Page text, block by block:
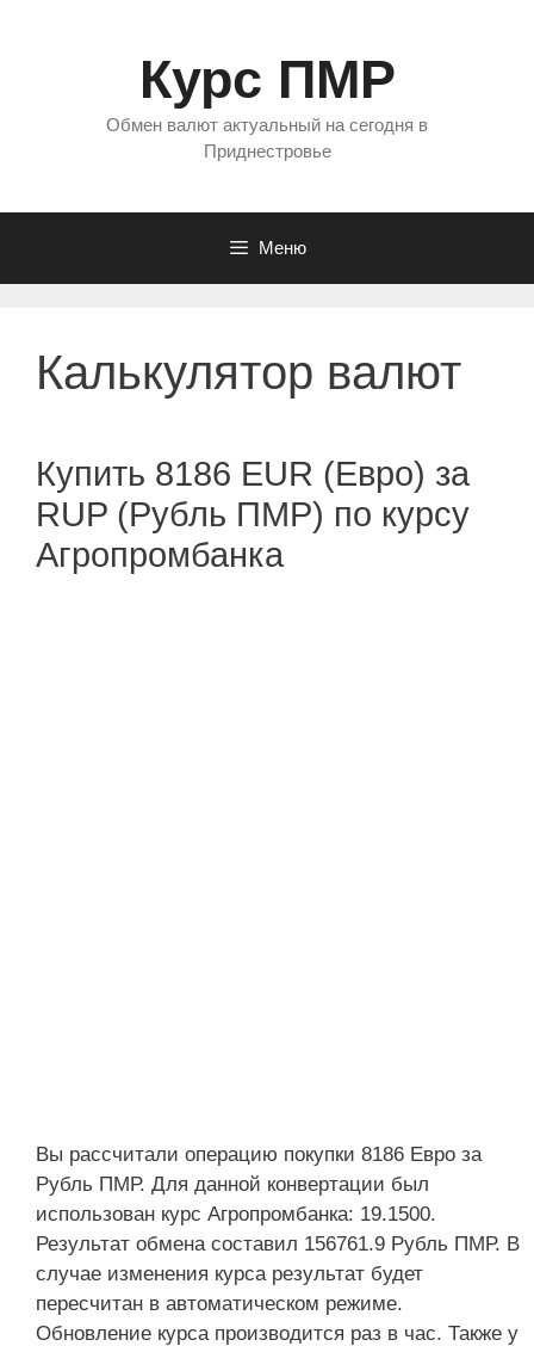
Курс ПМР
Обмен валют актуальный на сегодня в
Приднестровье
Меню
Калькулятор валют
Купить 8186 EUR (Евро) за
RUP (Рубль ПМР) по курсу
Агропромбанка
Вы рассчитали операцию покупки 8186 Евро за
Рубль ПМР. Для данной конвертации был
использован курс Агропромбанка: 19.1500.
Результат обмена составил 156761.9 Рубль ПМР. В
случае изменения курса результат будет
пересчитан в автоматическом режиме.
Обновление курса производится раз в час. Также у